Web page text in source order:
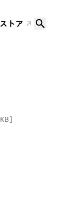
トア